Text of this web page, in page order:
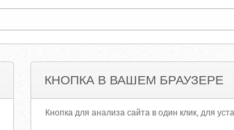
КНОПКА В ВАШЕМ БРАУЗЕРЕ
Кнопка для анализа сайта в один клик, для